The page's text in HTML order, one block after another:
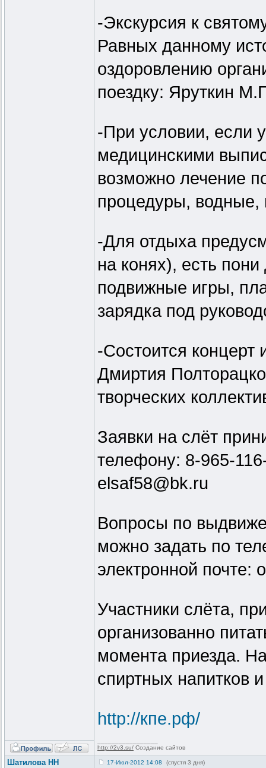
-Экскурсия к
Равных данному
оздоровлению
поездку: Яруткин
-При условии, если
медицинскими
возможно лечение
процедуры, водные,
-Для отдыха
на конях), есть
подвижные игры,
зарядка под
-Состоится концерт
Дмиртия
творческих
Заявки на слёт
телефону: 8-965-
elsaf58@bk.ru
Вопросы по
можно задать по
электронной почте:
Участники слёта,
организованно
момента приезда.
спиртных напитков
http://кпе.рф/
http://2v3.su/ Создание сайтов
Шатилова НН 17-Июл-2012 14:08 (спустя 3 дня)